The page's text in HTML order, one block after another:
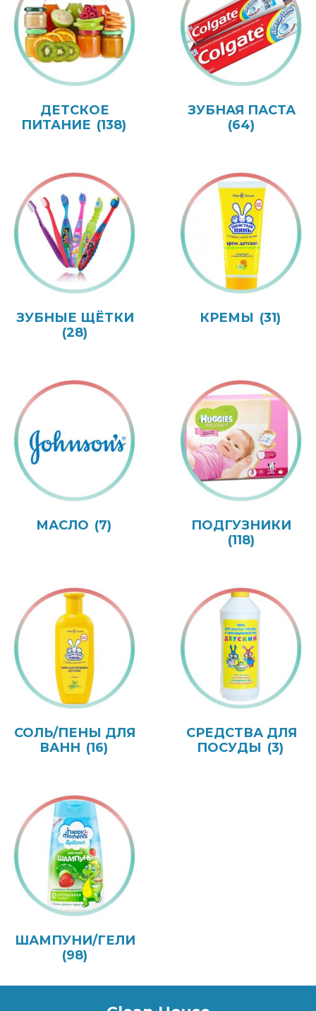
ДЕТСКОЕ
ПИТАНИЕ (138)
ЗУБНАЯ ПАСТА
(64)
ЗУБНЫЕ ЩЁТКИ
(28)
КРЕМЫ (31)
МАСЛО (7)
ПОДГУЗНИКИ
(118)
СОЛЬ/ПЕНЫ ДЛЯ
ВАНН (16)
СРЕДСТВА ДЛЯ
ПОСУДЫ (3)
ШАМПУНИ/ГЕЛИ
(98)